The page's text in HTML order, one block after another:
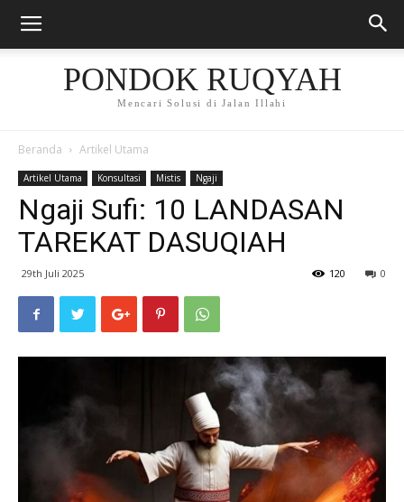
PONDOK RUQYAH
Mencari Solusi di Jalan Illahi
Beranda Artikel Utama
Artikel Utama Konsultasi Mistis Ngaji
Ngaji Sufi: 10 LANDASAN
TAREKAT DASUQIAH
29th Juli 2025 0
120